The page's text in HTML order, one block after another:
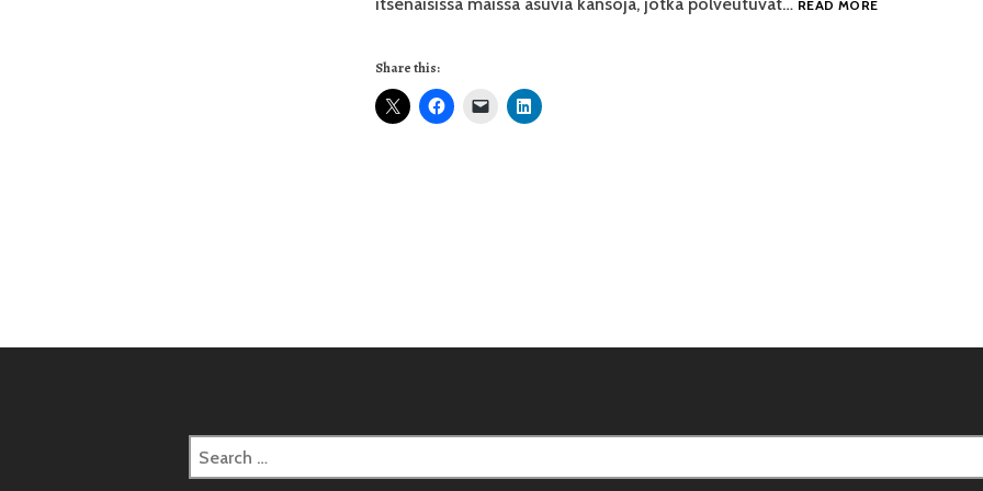
itsenäisissä maissa asuvia kansoja, jotka polveutuvat… READ MORE
Share this:
Search
for: